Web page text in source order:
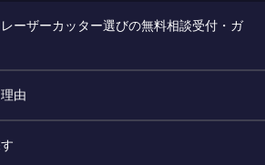
レーザーカッター選びの無料相談受付・ガ
由